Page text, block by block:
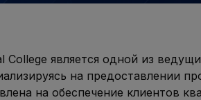
College является одной из
на предоставлении
на обеспечение клиентов